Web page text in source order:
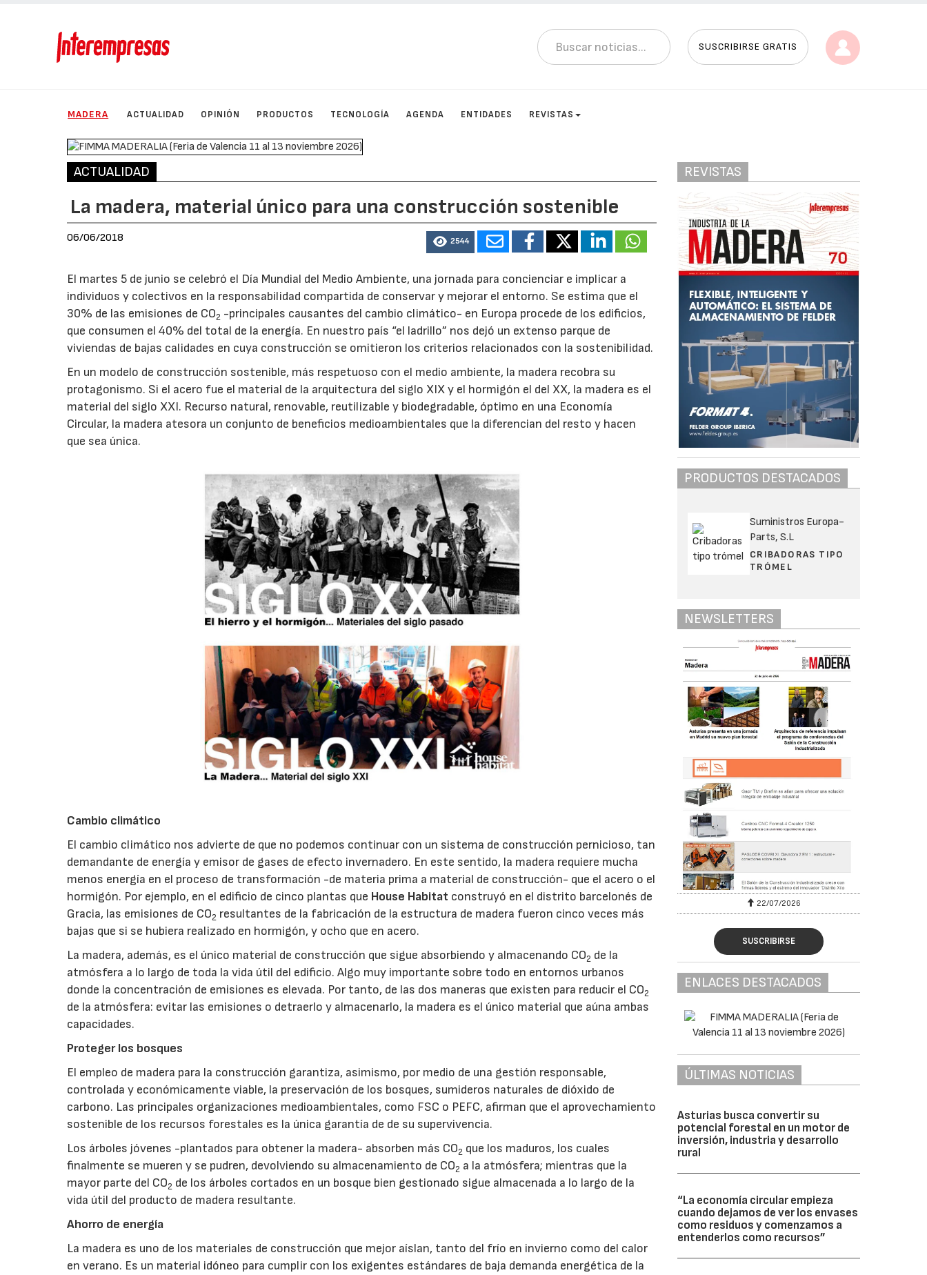
SUSCRIBIRSE GRATIS
MADERA ACTUALIDAD OPINIÓN PRODUCTOS TECNOLOGÍA AGENDA ENTIDADES REVISTAS
ACTUALIDAD
La madera, material único para una construcción sostenible
06/06/2018 2544
El martes 5 de junio se celebró el Día Mundial del Medio Ambiente, una jornada para concienciar e implicar a
individuos y colectivos en la responsabilidad compartida de conservar y mejorar el entorno. Se estima que el
30% de las emisiones de CO2 -principales causantes del cambio climático- en Europa procede de los edificios,
que consumen el 40% del total de la energía. En nuestro país “el ladrillo” nos dejó un extenso parque de
viviendas de bajas calidades en cuya construcción se omitieron los criterios relacionados con la sostenibilidad.
En un modelo de construcción sostenible, más respetuoso con el medio ambiente, la madera recobra su
protagonismo. Si el acero fue el material de la arquitectura del siglo XIX y el hormigón el del XX, la madera es el
material del siglo XXI. Recurso natural, renovable, reutilizable y biodegradable, óptimo en una Economía
Circular, la madera atesora un conjunto de beneficios medioambientales que la diferencian del resto y hacen
que sea única.
Cambio climático
El cambio climático nos advierte de que no podemos continuar con un sistema de construcción pernicioso, tan
demandante de energía y emisor de gases de efecto invernadero. En este sentido, la madera requiere mucha
menos energía en el proceso de transformación -de materia prima a material de construcción- que el acero o el
hormigón. Por ejemplo, en el edificio de cinco plantas que House Habitat construyó en el distrito barcelonés de
Gracia, las emisiones de CO2 resultantes de la fabricación de la estructura de madera fueron cinco veces más
bajas que si se hubiera realizado en hormigón, y ocho que en acero.
La madera, además, es el único material de construcción que sigue absorbiendo y almacenando CO2 de la
atmósfera a lo largo de toda la vida útil del edificio. Algo muy importante sobre todo en entornos urbanos
donde la concentración de emisiones es elevada. Por tanto, de las dos maneras que existen para reducir el CO2
de la atmósfera: evitar las emisiones o detraerlo y almacenarlo, la madera es el único material que aúna ambas
capacidades.
Proteger los bosques
El empleo de madera para la construcción garantiza, asimismo, por medio de una gestión responsable,
controlada y económicamente viable, la preservación de los bosques, sumideros naturales de dióxido de
carbono. Las principales organizaciones medioambientales, como FSC o PEFC, afirman que el aprovechamiento
sostenible de los recursos forestales es la única garantía de de su supervivencia.
Los árboles jóvenes -plantados para obtener la madera- absorben más CO2 que los maduros, los cuales
finalmente se mueren y se pudren, devolviendo su almacenamiento de CO2 a la atmósfera; mientras que la
mayor parte del CO2 de los árboles cortados en un bosque bien gestionado sigue almacenada a lo largo de la
vida útil del producto de madera resultante.
Ahorro de energía
La madera es uno de los materiales de construcción que mejor aíslan, tanto del frío en invierno como del calor
en verano. Es un material idóneo para cumplir con los exigentes estándares de baja demanda energética de la
REVISTAS
PRODUCTOS DESTACADOS
Suministros Europa-
Parts, S.L
CRIBADORAS TIPO
TRÓMEL
NEWSLETTERS
22/07/2026 29/07/2026 22/07/2026
SUSCRIBIRSE
ENLACES DESTACADOS
ÚLTIMAS NOTICIAS
Asturias busca convertir su
potencial forestal en un motor de
inversión, industria y desarrollo
rural
“La economía circular empieza
cuando dejamos de ver los envases
como residuos y comenzamos a
entenderlos como recursos”